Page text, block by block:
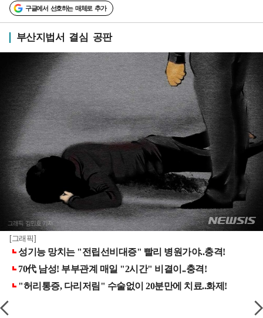
구글에서 선호하는 매체로 추가
부산지법서 결심 공판
[그래픽]